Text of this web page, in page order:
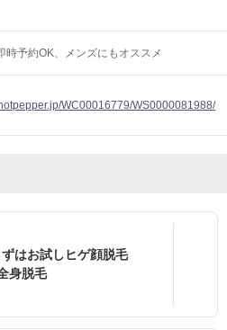
時予約OK メンズにもオススメ
WC00016779/WS0000081988/
はお試しヒゲ顔脱毛
身脱毛